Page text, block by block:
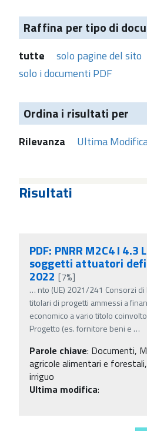
Raffina per tipo di
tutte
solo pagine del sito
solo i documenti PDF
Ordina i risultati per
Rilevanza Ultima
Risultati
PDF: PNRR M2C4 I 4.3
soggetti attuatori
2022 [7%]
… nto (UE) 2021/241 Consorzi
titolari di progetti ammessi a
economico a vario titolo
Progetto (es. fornitore beni e …
Parole chiave: Documenti,
agricole alimentari e
irriguo
Ultima modifica: